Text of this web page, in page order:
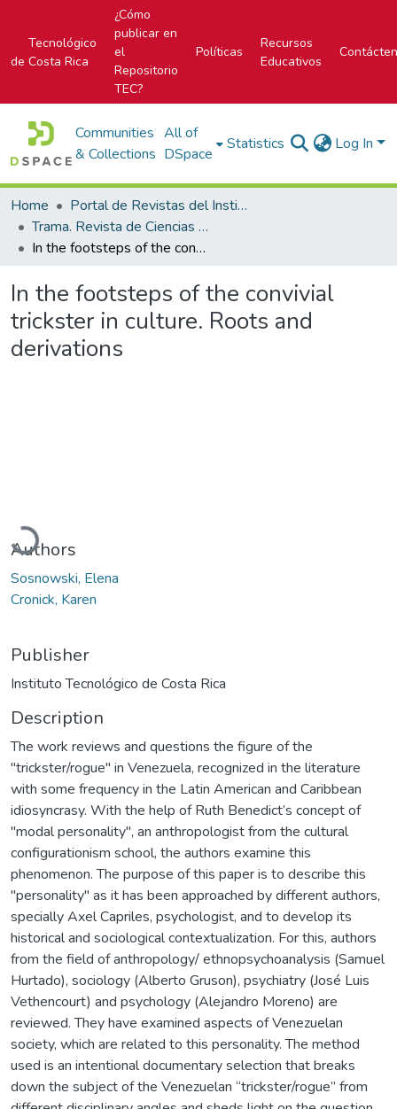
Tecnológico
de Costa Rica
¿Cómo
publicar en
el
Repositorio
TEC?
Políticas
Recursos
Educativos
Communities
& Collections
All of
DSpace
Statistics Log In
Home
Portal de Revistas del Instituto Tecnológico de Costa Rica
Trama. Revista de Ciencias Sociales y Humanidades
In the footsteps of the convivial trickster in culture. Roots and derivations
In the footsteps of the convivial
trickster in culture. Roots and
derivations
Loading...
Authors
Sosnowski, Elena
Cronick, Karen
Publisher
Instituto Tecnológico de Costa Rica
Description
The work reviews and questions the figure of the
"trickster/rogue" in Venezuela, recognized in the literature
with some frequency in the Latin American and Caribbean
idiosyncrasy. With the help of Ruth Benedict’s concept of
"modal personality", an anthropologist from the cultural
configurationism school, the authors examine this
phenomenon. The purpose of this paper is to describe this
"personality" as it has been approached by different authors,
specially Axel Capriles, psychologist, and to develop its
historical and sociological contextualization. For this, authors
from the field of anthropology/ ethnopsychoanalysis (Samuel
Hurtado), sociology (Alberto Gruson), psychiatry (José Luis
Vethencourt) and psychology (Alejandro Moreno) are
reviewed. They have examined aspects of Venezuelan
society, which are related to this personality. The method
used is an intentional documentary selection that breaks
down the subject of the Venezuelan “trickster/rogue” from